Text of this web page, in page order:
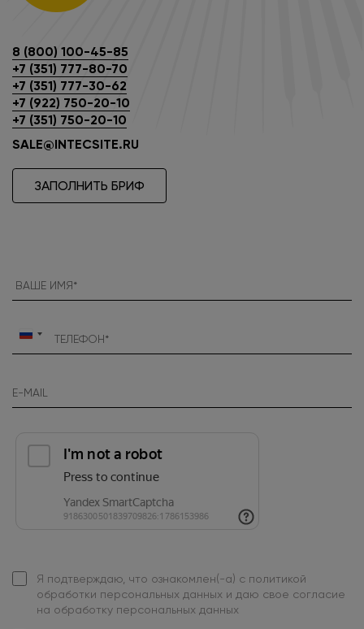
8 (800) 100-45-85
+7 (351) 777-80-70
+7 (351) 777-30-62
+7 (922) 750-20-10
+7 (351) 750-20-10
SALE@INTECSITE.RU
ЗАПОЛНИТЬ БРИФ
Россия
Я подтверждаю, что ознакомлен(-а) с политикой
обработки персональных данных и даю свое согласие
на обработку персональных данных